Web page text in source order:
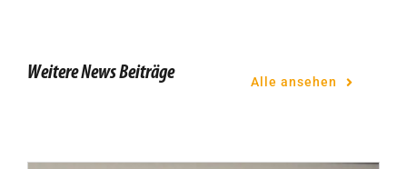
Weitere News Beiträge Alle ansehen